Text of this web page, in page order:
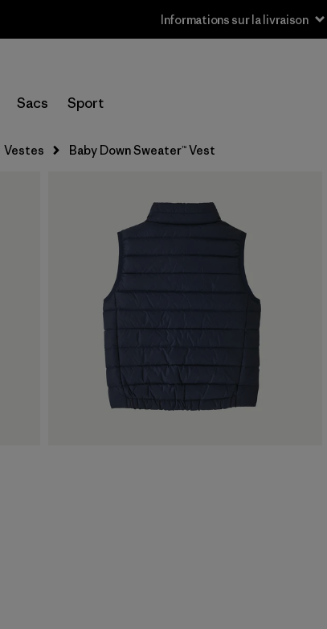
Informations sur la livraison
Sacs Sport
Vestes Baby Down Sweater™ Vest